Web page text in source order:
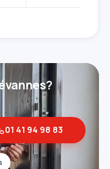
01 41 94 98 83